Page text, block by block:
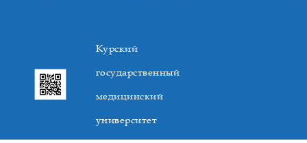
Курский
государственный
медицинский
университет